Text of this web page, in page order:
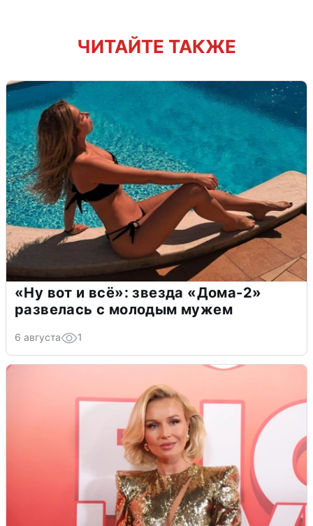
ЧИТАЙТЕ ТАКЖЕ
«Ну вот и всё»: звезда «Дома-2»
развелась с молодым мужем
6 августа 1